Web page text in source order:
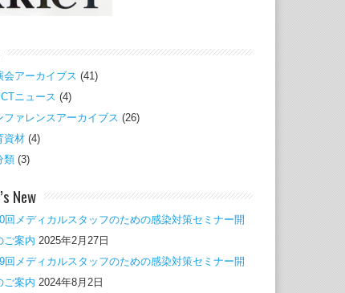
会アーカイブス (41)
ニュース (4)
ファレンスアーカイブス (26)
資材 (4)
類 (3)
New
回メディカルスタッフのための感染対策セミナー開
ご案内 2025年2月27日
回メディカルスタッフのための感染対策セミナー開
ご案内 2024年8月2日